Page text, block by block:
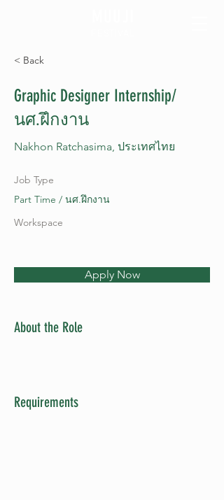
< Back
Graphic Designer Internship/
นศ.ฝึกงาน
Nakhon Ratchasima, ประเทศไทย
Job Type
Part Time / นศ.ฝึกงาน
Workspace
Apply Now
About the Role
Requirements